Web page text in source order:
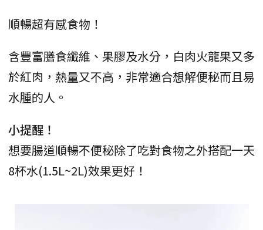
順暢超有感食物！
含豐富膳食纖維、果膠及水分，白肉火龍果又多
於紅肉，熱量又不高，非常適合想解便秘而且易
水腫的人。
小提醒！
想要腸道順暢不便秘除了吃對食物之外搭配一天
8杯水(1.5L~2L)效果更好！